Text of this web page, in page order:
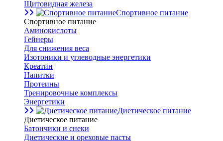
Щитовидная железа
Спортивное питание
Спортивное питание
Аминокислоты
Гейнеры
Для снижения веса
Изотоники и углеводные энергетики
Креатин
Напитки
Протеины
Тренировочные комплексы
Энергетики
Диетическое питание
Диетическое питание
Батончики и снеки
Диетические и ореховые пасты